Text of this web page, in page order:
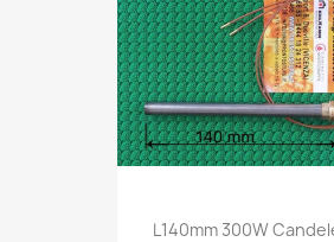
L140mm 300W